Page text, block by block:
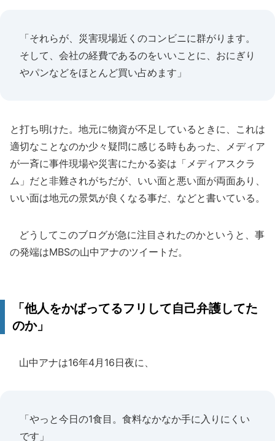
「それらが、災害現場近くのコンビニに群がります。
そして、会社の経費であるのをいいことに、おにぎり
やパンなどをほとんど買い占めます」
と打ち明けた。地元に物資が不足しているときに、これは
適切なことなのか少々疑問に感じる時もあった、メディア
が一斉に事件現場や災害にたかる姿は「メディアスクラ
ム」だと非難されがちだが、いい面と悪い面が両面あり、
いい面は地元の景気が良くなる事だ、などと書いている。
どうしてこのブログが急に注目されたのかというと、事
の発端はMBSの山中アナのツイートだ。
「他人をかばってるフリして自己弁護してた
のか」
山中アナは16年4月16日夜に、
「やっと今日の1食目。食料なかなか手に入りにくい
です」